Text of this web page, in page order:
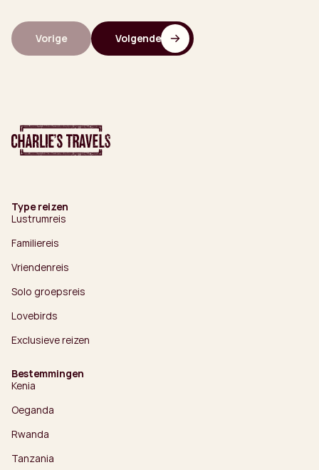
Vorige Volgende
Type reizen
Lustrumreis
Familiereis
Vriendenreis
Solo groepsreis
Lovebirds
Exclusieve reizen
Bestemmingen
Kenia
Oeganda
Rwanda
Tanzania